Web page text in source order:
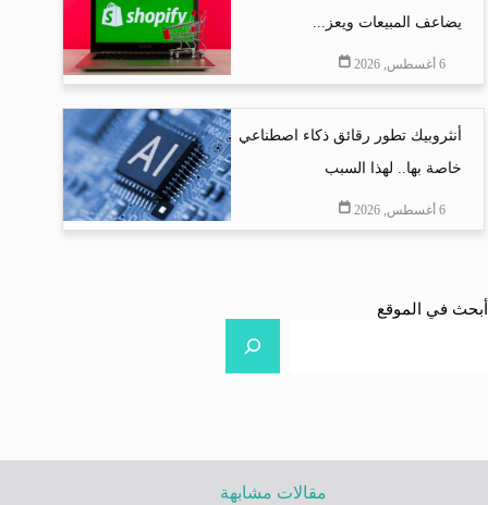
يضاعف المبيعات ويعز...
6 أغسطس, 2026
أنثروبيك تطور رقائق ذكاء اصطناعي
خاصة بها.. لهذا السبب
6 أغسطس, 2026
أبحث في الموقع
مقالات مشابهة